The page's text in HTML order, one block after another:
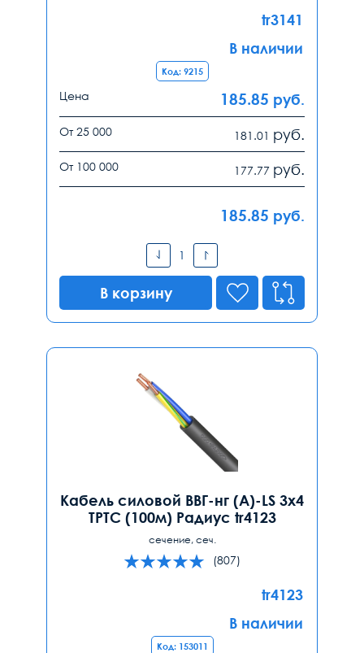
tr3141
В наличии
Код: 9215
Цена 185.85 руб.
От 25 000 181.01 руб.
От 100 000 177.77 руб.
185.85 руб.
В корзину
Кабель силовой ВВГ-нг (А)-LS 3х4
ТРТС (100м) Радиус tr4123
сечение, сеч.
(807)
tr4123
В наличии
Код: 153011